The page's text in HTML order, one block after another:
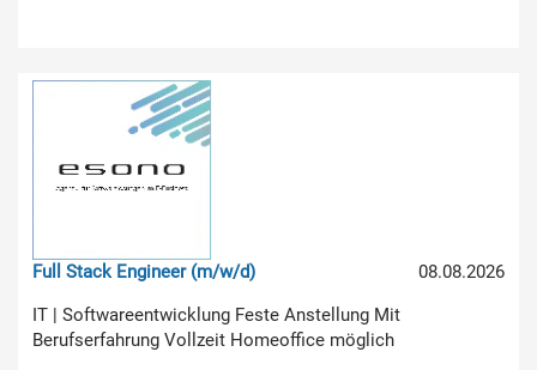
08.08.2026
Full Stack Engineer (m/w/d)
IT | Softwareentwicklung Feste Anstellung Mit
Berufserfahrung Vollzeit Homeoffice möglich